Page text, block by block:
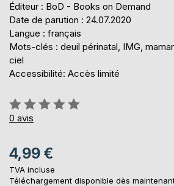
Éditeur : BoD - Books on Demand
Date de parution : 24.07.2020
Langue : français
Mots-clés : deuil périnatal, IMG,
ciel
Accessibilité: Accès limité
Évaluation:
0%
0 avis
4,99 €
TVA incluse
Téléchargement disponible dès